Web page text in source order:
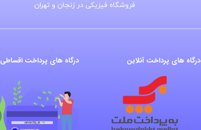
فروشگاه فیزیکی در زنجان و تهران
درگاه های پرداخت آنلاین درگاه های پرداخت اقساطی